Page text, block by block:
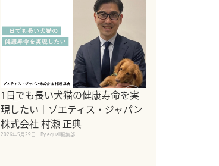
1日でも長い犬猫の健康寿命を実
現したい｜ゾエティス・ジャパン
株式会社 村瀬 正典
2026年5月29日 By equall編集部